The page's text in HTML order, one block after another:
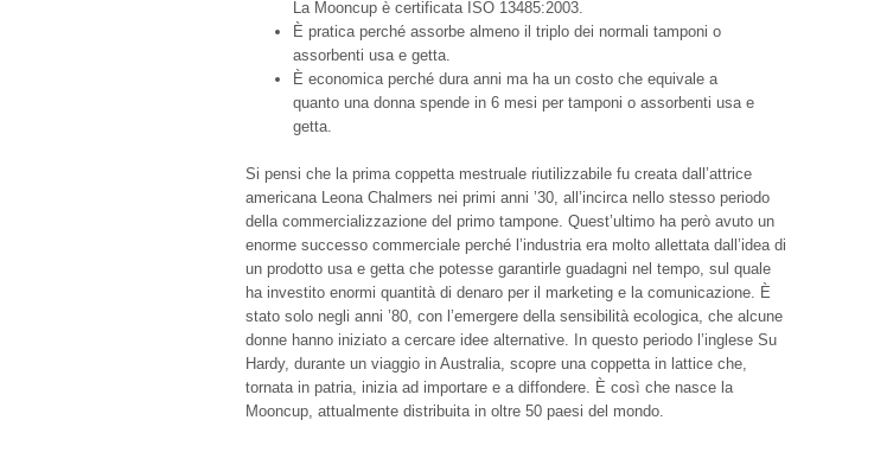
La Mooncup è certificata ISO 13485:2003.
È pratica perché assorbe almeno il triplo dei normali tamponi o
assorbenti usa e getta.
È economica perché dura anni ma ha un costo che equivale a
quanto una donna spende in 6 mesi per tamponi o assorbenti usa e
getta.
Si pensi che la prima coppetta mestruale riutilizzabile fu creata dall’attrice
americana Leona Chalmers nei primi anni ’30, all’incirca nello stesso periodo
della commercializzazione del primo tampone. Quest’ultimo ha però avuto un
enorme successo commerciale perché l’industria era molto allettata dall’idea di
un prodotto usa e getta che potesse garantirle guadagni nel tempo, sul quale
ha investito enormi quantità di denaro per il marketing e la comunicazione. È
stato solo negli anni ’80, con l’emergere della sensibilità ecologica, che alcune
donne hanno iniziato a cercare idee alternative. In questo periodo l’inglese Su
Hardy, durante un viaggio in Australia, scopre una coppetta in lattice che,
tornata in patria, inizia ad importare e a diffondere. È così che nasce la
Mooncup, attualmente distribuita in oltre 50 paesi del mondo.